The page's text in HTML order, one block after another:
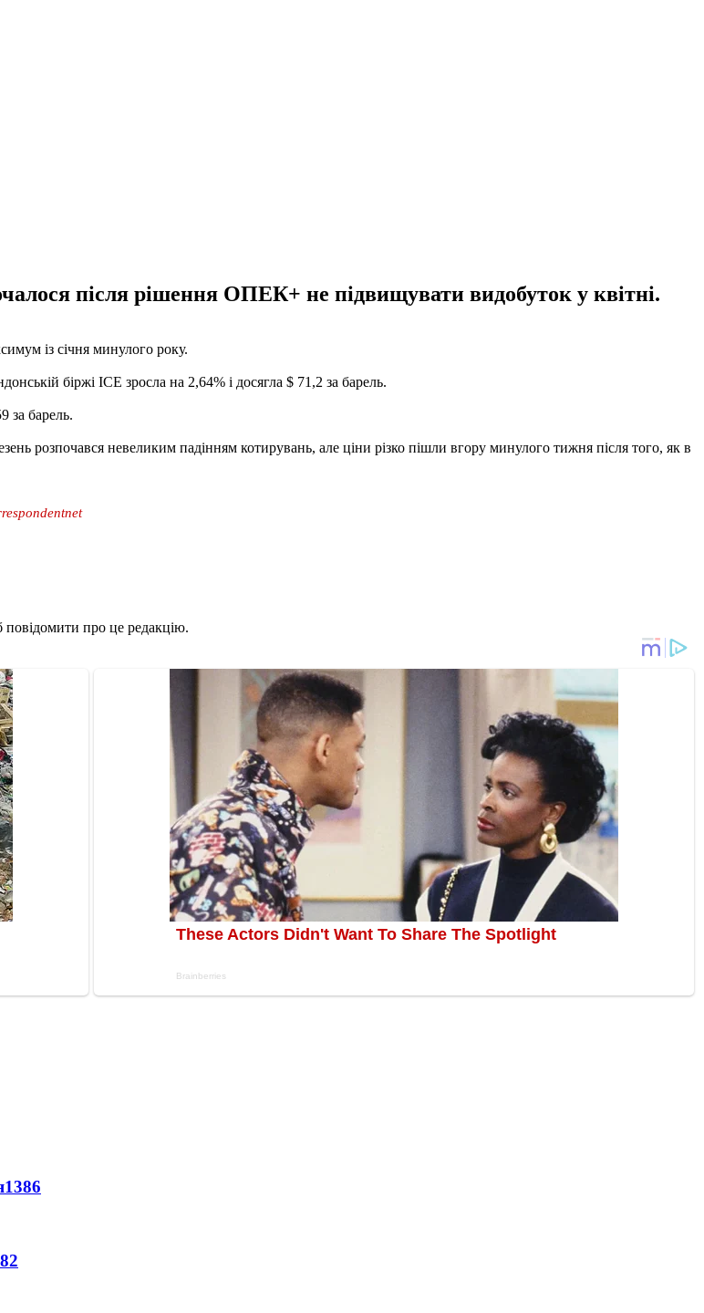
після рішення ОПЕК+ не підвищувати видобуток у квітні.
із січня минулого року.
біржі ICE зросла на 2,64% і досягла $ 71,2 за барель.
за барель.
розпочався невеликим падінням котирувань, але ціни різко пішли вгору минулого тижня після того, як в
повідомити про це редакцію.
1386